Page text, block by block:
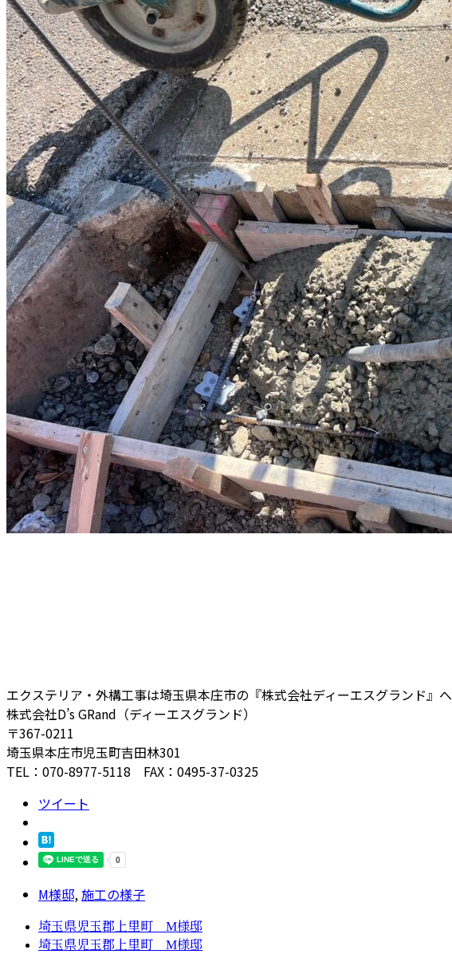
エクステリア・外構工事は埼玉県本庄市の『株式会社ディーエスグランド』へ
株式会社D’s GRand（ディーエスグランド）
〒367-0211
埼玉県本庄市児玉町吉田林301
TEL：070-8977-5118 FAX：0495-37-0325
ツイート
M様邸,施工の様子
埼玉県児玉郡上里町 M様邸
埼玉県児玉郡上里町 M様邸